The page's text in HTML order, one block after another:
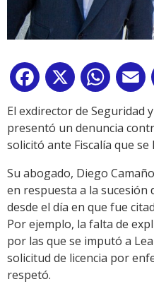
Facebook
X
El exdirector de Seguridad
presentó un denuncia
solicitó ante Fiscalía que
Su abogado, Diego
en respuesta a la sucesión
desde el día en que fue
Por ejemplo, la falta de
por las que se imputó a
solicitud de licencia por
respetó.